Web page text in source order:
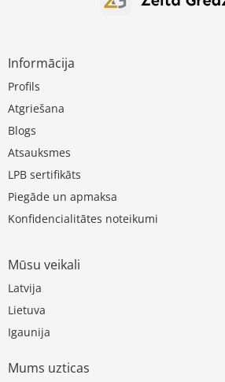
Informācija
Profils
Atgriešana
Blogs
Atsauksmes
LPB sertifikāts
Piegāde un apmaksa
Konfidencialitātes noteikumi
Mūsu veikali
Latvija
Lietuva
Igaunija
Mums uzticas